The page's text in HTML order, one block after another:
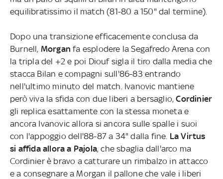
equilibratissimo il match (81-80 a 150" dal termine).
Dopo una transizione efficacemente conclusa da
Burnell, Morganfa esplodere la Segafredo Arena con
la tripla del +2 e poi Diouf sigla il tiro dalla media che
stacca Bilan e compagni sull'86-83 entrando
nell'ultimo minuto del match. Ivanovic mantiene
però viva la sfida con due liberi a bersaglio,Cordinier
gli replica esattamente con la stessa moneta e
ancora Ivanovic allora si ancora sulle spalle i suoi
con l'appoggio dell'88-87 a 34" dalla fine. La Virtus
si affida allora a Pajola, che sbaglia dall'arco ma
Cordinier è bravo a catturare un rimbalzo in attacco
e a consegnare a Morgan il pallone che vale i liberi